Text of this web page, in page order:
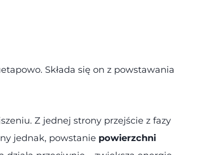
Składa się on z powstawania
Z jednej strony przejście z fazy
jednak, powstanie powierzchni